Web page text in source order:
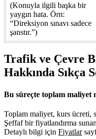
(Konuyla ilgili başka bir
yaygın hata. Örn:
“Direksiyon sınavı sadece
şanstır.”)
Trafik ve Çevre
Hakkında Sıkça
Bu süreçte toplam maliyet
Toplam maliyet, kurs ücreti,
Şeffaf bir fiyatlandırma
Detaylı bilgi için Fiyatlar